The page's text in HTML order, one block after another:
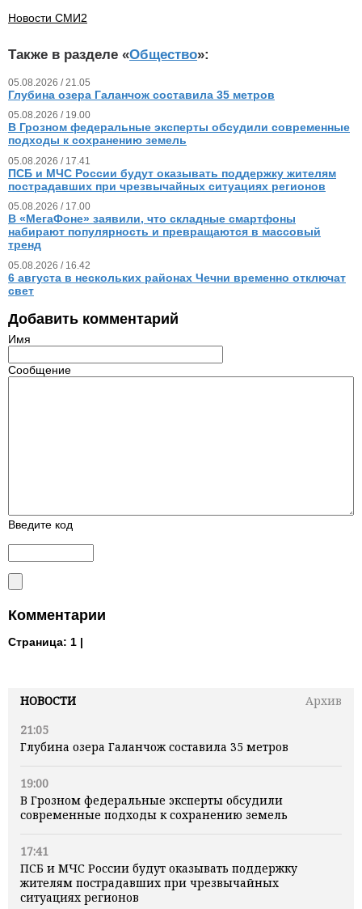
НОВОСТИ
Архив
21:05
Глубина озера Галанчож составила 35 метров
19:00
В Грозном федеральные эксперты обсудили
современные подходы к сохранению земель
17:41
ПСБ и МЧС России будут оказывать поддержку
жителям пострадавших при чрезвычайных
ситуациях регионов
Новости СМИ2
Также в разделе «Общество»:
05.08.2026 / 21.05
Глубина озера Галанчож составила 35 метров
05.08.2026 / 19.00
В Грозном федеральные эксперты обсудили современные
подходы к сохранению земель
05.08.2026 / 17.41
ПСБ и МЧС России будут оказывать поддержку жителям
пострадавших при чрезвычайных ситуациях регионов
05.08.2026 / 17.00
В «МегаФоне» заявили, что складные смартфоны
набирают популярность и превращаются в массовый
тренд
05.08.2026 / 16.42
6 августа в нескольких районах Чечни временно отключат
свет
Добавить комментарий
Имя
Сообщение
Введите код
Комментарии
Страница: 1 |